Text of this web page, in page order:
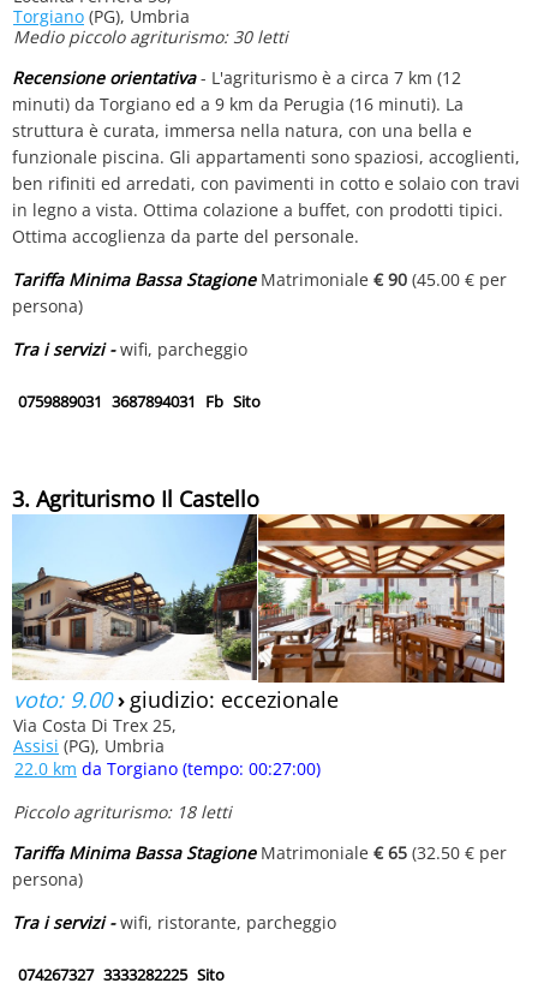
Torgiano (PG), Umbria
Medio piccolo agriturismo: 30 letti
Recensione orientativa- L'agriturismo è a circa 7 km (12
minuti) da Torgiano ed a 9 km da Perugia (16 minuti). La
struttura è curata, immersa nella natura, con una bella e
funzionale piscina. Gli appartamenti sono spaziosi, accoglienti,
ben rifiniti ed arredati, con pavimenti in cotto e solaio con travi
in legno a vista. Ottima colazione a buffet, con prodotti tipici.
Ottima accoglienza da parte del personale.
Tariffa Minima Bassa StagioneMatrimoniale € 90 (45.00 € per
persona)
Tra i servizi -wifi, parcheggio
0759889031 3687894031 Fb Sito
3. Agriturismo Il Castello
voto: 9.00› giudizio: eccezionale
Via Costa Di Trex 25,
Assisi (PG), Umbria
22.0 km da Torgiano (tempo: 00:27:00)
Piccolo agriturismo: 18 letti
Tariffa Minima Bassa StagioneMatrimoniale € 65 (32.50 € per
persona)
Tra i servizi -wifi, ristorante, parcheggio
074267327 3333282225 Sito